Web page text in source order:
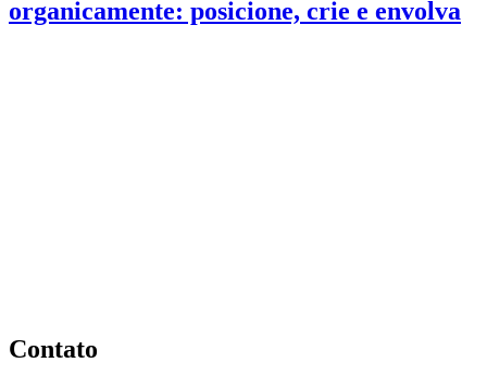
organicamente: posicione, crie e envolva
Contato